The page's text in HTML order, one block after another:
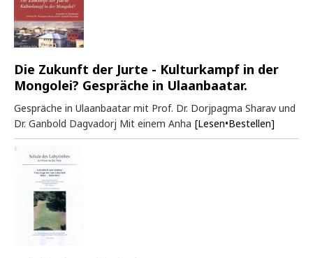
Die Zukunft der Jurte - Kulturkampf in der
Mongolei? Gespräche in Ulaanbaatar.
Gespräche in Ulaanbaatar mit Prof. Dr. Dorjpagma Sharav und
Dr. Ganbold Dagvadorj Mit einem Anha [Lesen•Bestellen]